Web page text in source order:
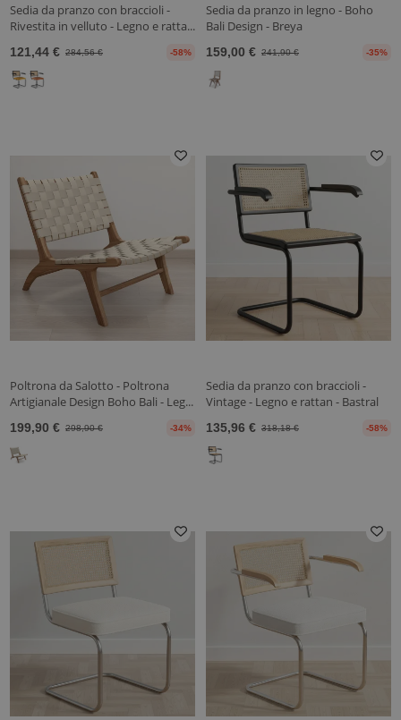
Sedia da pranzo con braccioli -
Rivestita in velluto - Legno e ratta...
121,44 € 284,56 € -58%
Sedia da pranzo in legno - Boho
Bali Design - Breya
159,00 € 241,90 € -35%
Poltrona da Salotto - Poltrona
Artigianale Design Boho Bali - Leg...
199,90 € 298,90 € -34%
Sedia da pranzo con braccioli -
Vintage - Legno e rattan - Bastral
135,96 € 318,18 € -58%